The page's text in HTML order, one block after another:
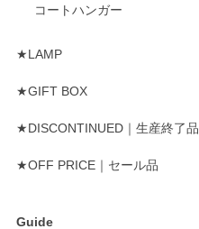
コートハンガー
★LAMP
★GIFT BOX
★DISCONTINUED｜生産終了品
★OFF PRICE｜セール品
Guide